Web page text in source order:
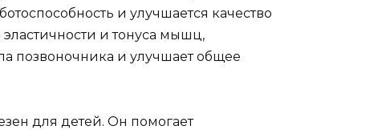
и улучшается качество
и тонуса мышц,
позвоночника и улучшает общее
для детей. Он помогает